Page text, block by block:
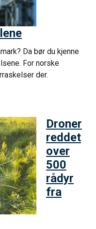
Da bør du kjenne
For norske
der.
Droner
reddet
over
500
rådyr
fra